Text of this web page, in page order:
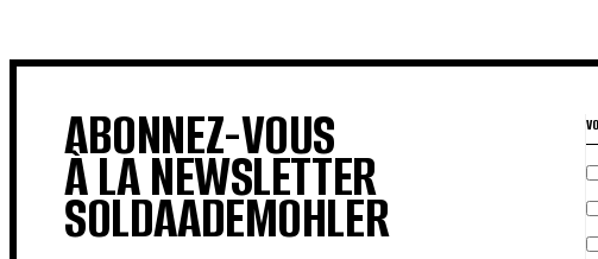
ABONNEZ-VOUS
À LA NEWSLETTER
SOLDAADEMOHLER